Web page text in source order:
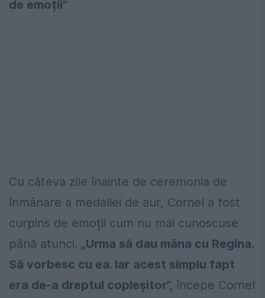
de emoții”
Cu câteva zile înainte de ceremonia de
înmânare a medaliei de aur, Cornel a fost
curpins de emoții cum nu mai cunoscuse
până atunci. „Urma să dau mâna cu Regina.
Să vorbesc cu ea. Iar acest simplu fapt
era de-a dreptul copleșitor”, începe Cornel